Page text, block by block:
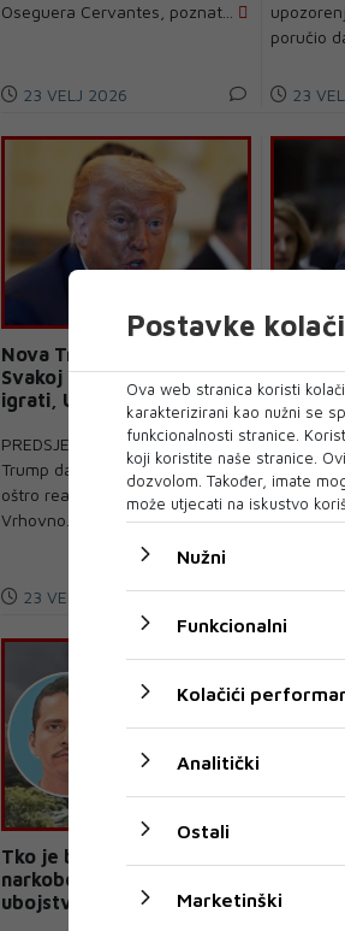
Oseguera Cervantes, poznat...
23 VELJ 2026
poručio
23
Nova Trumpova prijetnja:
Svakoj zemlji koja se želi
igrati, UPOZORENI STE!!!
PREDSJEDNIK SAD-a Donald
Trump danas je još jednom
oštro reagirao na odluku
Vrhovno...
23 VELJ 2026
zatražio
danas
23
Tko je bio El Mencho,
narkobos nakon čijeg je
ubojstva Meksiko postao
trebao
Postavke
Ova web stranica koristi
karakterizirani kao nužni se
funkcionalnosti stranice.
koji koristite naše stranice.
dozvolom. Također, imate
može utjecati na iskustvo
Nužni
Funkcionalni
Kolačići
Analitički
Ostali
Marketinški